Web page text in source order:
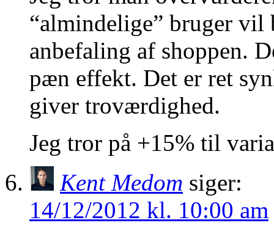
“almindelige” bruger vil
anbefaling af shoppen.
pæn effekt. Det er ret
giver troværdighed.
Jeg tror på +15% til
Kent Medom siger:
14/12/2012 kl. 10:00 am